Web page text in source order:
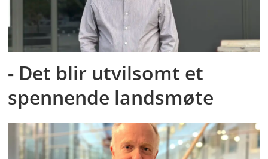
- Det blir utvilsomt et
spennende landsmøte